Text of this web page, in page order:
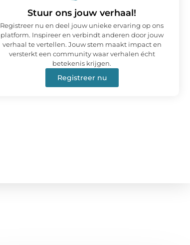
Stuur ons jouw verhaal!
Registreer nu en deel jouw unieke ervaring op ons
platform. Inspireer en verbindt anderen door jouw
verhaal te vertellen. Jouw stem maakt impact en
versterkt een community waar verhalen écht
betekenis krijgen.
Registreer nu